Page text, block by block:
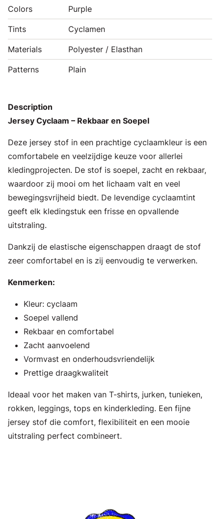
Colors Purple
Tints Cyclamen
Materials Polyester / Elasthan
Patterns Plain
Description
Jersey Cyclaam – Rekbaar en Soepel
Deze jersey stof in een prachtige cyclaamkleur is een
comfortabele en veelzijdige keuze voor allerlei
kledingprojecten. De stof is soepel, zacht en rekbaar,
waardoor zij mooi om het lichaam valt en veel
bewegingsvrijheid biedt. De levendige cyclaamtint
geeft elk kledingstuk een frisse en opvallende
uitstraling.
Dankzij de elastische eigenschappen draagt de stof
zeer comfortabel en is zij eenvoudig te verwerken.
Kenmerken:
Kleur: cyclaam
Soepel vallend
Rekbaar en comfortabel
Zacht aanvoelend
Vormvast en onderhoudsvriendelijk
Prettige draagkwaliteit
Ideaal voor het maken van T-shirts, jurken, tunieken,
rokken, leggings, tops en kinderkleding. Een fijne
jersey stof die comfort, flexibiliteit en een mooie
uitstraling perfect combineert.